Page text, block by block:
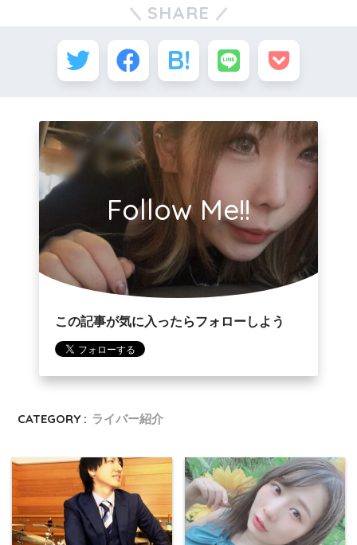
SHARE
Follow Me!!
この記事が気に入ったらフォローしよう
CATEGORY : ライバー紹介